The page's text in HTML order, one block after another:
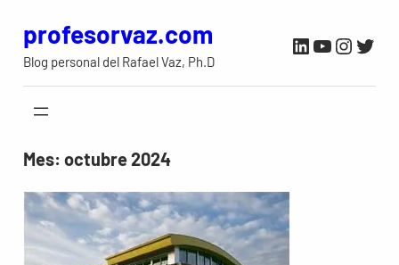
contenido
profesorvaz.com
Blog personal del Rafael Vaz, Ph.D
LinkedIn
YouTube
Mes: octubre 2024